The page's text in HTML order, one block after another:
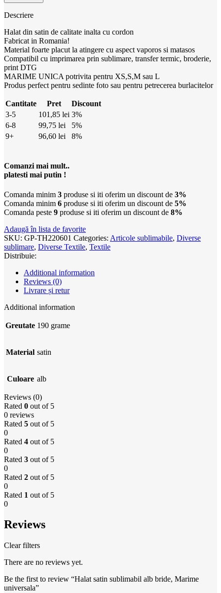
Descriere
Halat din satin de calitate inalta cu cordon
Fabricat in Romania!
Material foarte placut la atingere cu aspect vaporos si matasos
Compatibil cu imprimarea prin sublimare, transfer termic, broderie,
print DTG
MARIME UNICA potrivita pentru XS,S,M sau L
Produs perfect pentru sedinte foto sau pentru petrecerea burlacitelor
Cantitate Pret
Discount
3-5
101,85 lei 3%
6-8
99,75 lei
5%
9+
96,60 lei 8%
Comanzi mai mult..
platesti mai putin !
Comanda minim 3 produse si iti oferim un discount de 3%
Comanda minim 6 produse si iti oferim un discount de 5%
Comanda peste 9 produse si iti oferim un discount de 8%
Adaugă în lista de favorite
SKU: GP-TH220601 Categories: Articole sublimabile, Diverse
sublimare, Diverse Textile, Textile
Distribuie:
Additional information
Reviews (0)
Livrare și retur
Additional information
Greutate 190 grame
Material satin
Culoare alb
Reviews (0)
Rated 0 out of 5
0 reviews
Rated 5 out of 5
0
Rated 4 out of 5
0
Rated 3 out of 5
0
Rated 2 out of 5
0
Rated 1 out of 5
0
Reviews
Clear filters
There are no reviews yet.
Be the first to review “Halat satin sublimabil alb bride, Marime
universala”